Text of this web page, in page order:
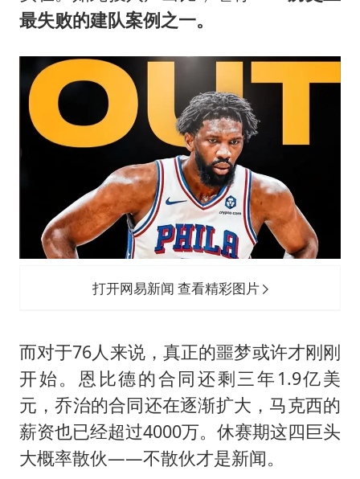
最失败的建队案例之一。
打开网易新闻 查看精彩图片
而对于76人来说，真正的噩梦或许才刚刚
开始。恩比德的合同还剩三年1.9亿美
元，乔治的合同还在逐渐扩大，马克西的
薪资也已经超过4000万。休赛期这四巨头
大概率散伙——不散伙才是新闻。